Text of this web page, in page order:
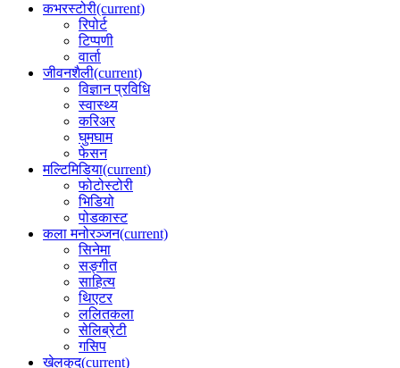
कभरस्टोरी(current)
रिपोर्ट
टिप्पणी
वार्ता
जीवनशैली(current)
विज्ञान प्रविधि
स्वास्थ्य
करिअर
घुमघाम
फेसन
मल्टिमिडिया(current)
फोटोस्टोरी
भिडियो
पोडकास्ट
कला मनोरञ्जन(current)
सिनेमा
सङ्गीत
साहित्य
थिएटर
ललितकला
सेलिब्रेटी
गसिप
खेलकुद(current)